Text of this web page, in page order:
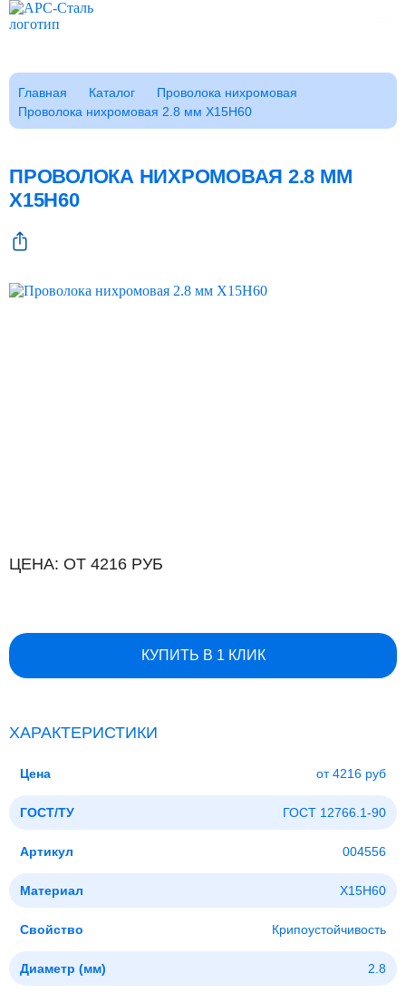
Каталог
Клиентам
ГОСТы
Сертификаты
О компании
Реквизиты
Главная Каталог
Проволока нихромовая
Проволока нихромовая 2.8 мм Х15Н60
ПРОВОЛОКА НИХРОМОВАЯ 2.8 ММ
Х15Н60
ЦЕНА: ОТ 4216 РУБ
КУПИТЬ В 1 КЛИК
ХАРАКТЕРИСТИКИ
Цена от 4216 руб
ГОСТ/ТУ ГОСТ 12766.1-90
Артикул 004556
Материал Х15Н60
Свойство Крипоустойчивость
Диаметр (мм) 2.8